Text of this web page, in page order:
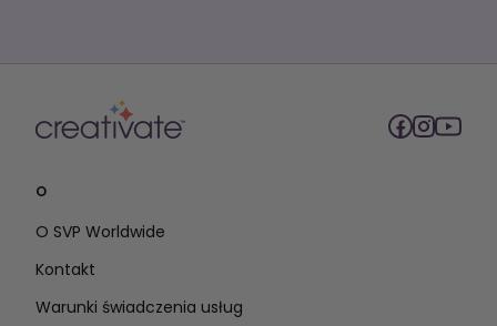
O
O SVP Worldwide
Kontakt
Warunki świadczenia usług